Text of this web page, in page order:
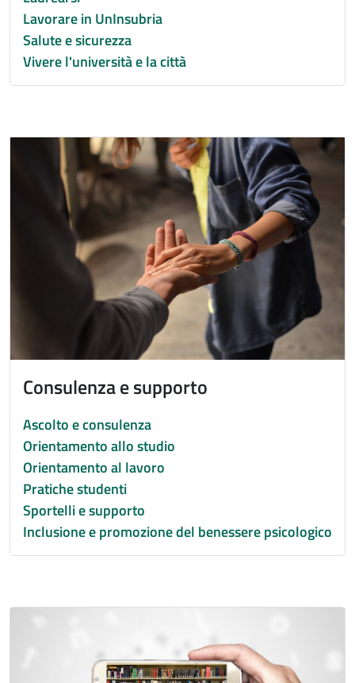
Lavorare in UnInsubria
Salute e sicurezza
Vivere l'università e la città
Immagine
Consulenza e supporto
Ascolto e consulenza
Orientamento allo studio
Orientamento al lavoro
Pratiche studenti
Sportelli e supporto
Inclusione e promozione del benessere psicologico